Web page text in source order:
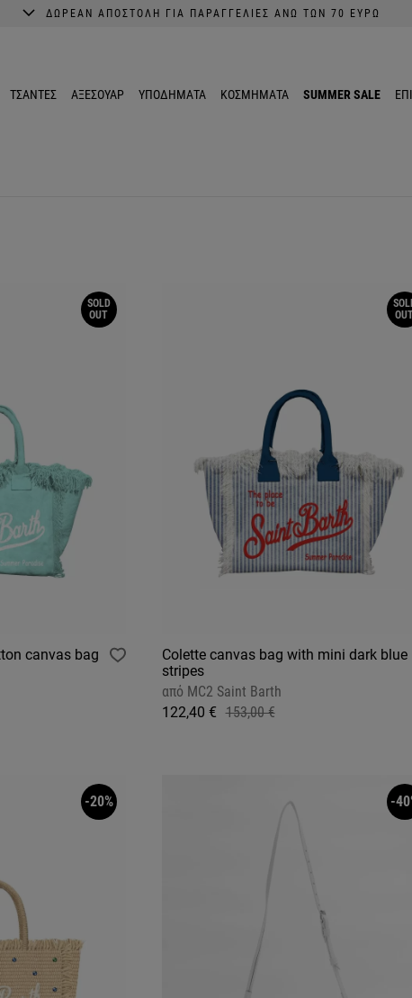
ΔΩΡΕΑΝ ΑΠΟΣΤΟΛΗ ΓΙΑ ΠΑΡΑΓΓΕΛΙΕΣ ΑΝΩ ΤΩΝ 70 ΕΥΡΩ
ΤΣΑΝΤΕΣ ΑΞΕΣΟΥΑΡ ΥΠΟΔΗΜΑΤΑ ΚΟΣΜΗΜΑΤΑ SUMMER SALE
canvas bag
SOLD
OUT
Colette canvas bag with mini dark blue
stripes
από MC2 Saint Barth
122,40 € 153,00 €
-20% -